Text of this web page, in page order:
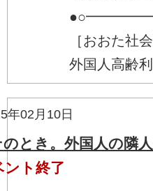
［おおた社
外国人高齢
年02月10日
とき。外国人の隣
ント終了